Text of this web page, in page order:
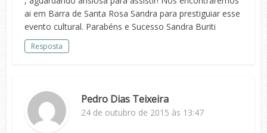
ai em Barra de Santa Rosa Sandra para prestiguiar esse
evento cultural. Parabéns e Sucesso Sandra Buriti
Resposta
Pedro Dias Teixeira
24 de outubro de 2015 às 13:47